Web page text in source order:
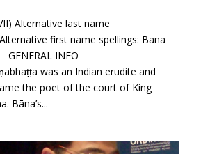
Alternative last name
first name spellings: Bana
INFO
was an Indian erudite and
the poet of the court of King
Bāna’s...